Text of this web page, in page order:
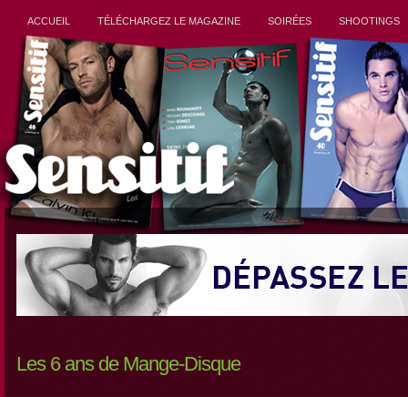
ACCUEIL TÉLÉCHARGEZ LE MAGAZINE SOIRÉES SHOOTINGS
Les 6 ans de Mange-Disque